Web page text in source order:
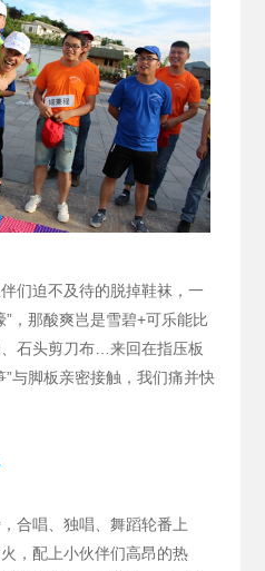
们迫不及待的脱掉鞋袜，一
”，那酸爽岂是雪碧+可乐能比
石头剪刀布…来回在指压板
”与脚板亲密接触，我们痛并快
合唱、独唱、舞蹈轮番上
，配上小伙伴们高昂的热